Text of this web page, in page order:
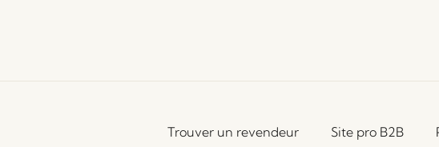
Trouver un revendeur Site pro B2B